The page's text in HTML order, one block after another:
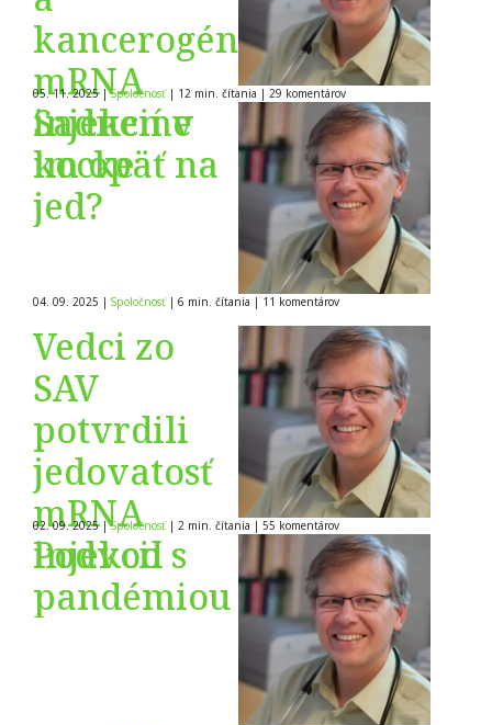
kancerogénnosť
mRNA
injekcií v
kocke
05. 11. 2025 | Spoločnosť | 12 min. čítania | 29 komentárov
Sadneme
im opäť na
jed?
04. 09. 2025 | Spoločnosť | 6 min. čítania | 11 komentárov
Vedci zo
SAV
potvrdili
jedovatosť
mRNA
injekcií
02. 09. 2025 | Spoločnosť | 2 min. čítania | 55 komentárov
Podvod s
pandémiou